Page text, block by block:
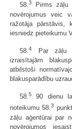
58.3
Pirms zāļu
novērojumus veic
ražotāja pārstāvis,
iesniedz pieteikumu
58. 4
Par zāļu
izraisītajām
atbilstoši
blakusparādību
58.5
90 dienu
noteikumu 58.3
zāļu aģentūrai par
novērojumos